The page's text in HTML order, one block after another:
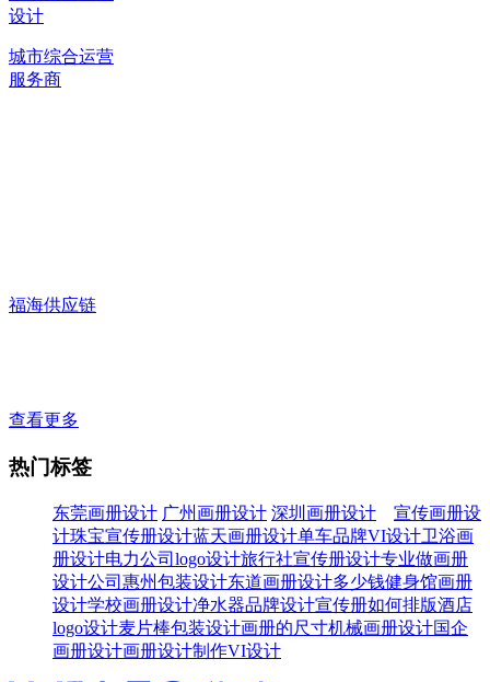
设计
城市综合运营
服务商
福海供应链
查看更多
热门标签
东莞画册设计 广州画册设计 深圳画册设计
宣传画册设
计珠宝宣传册设计蓝天画册设计单车品牌VI设计卫浴画
册设计电力公司logo设计旅行社宣传册设计专业做画册
设计公司 惠州包装设计东道画册设计多少钱健身馆画册
设计学校画册设计净水器品牌设计宣传册如何排版酒店
logo设计麦片棒包装设计画册的尺寸机械画册设计国企
画册设计画册设计制作VI设计